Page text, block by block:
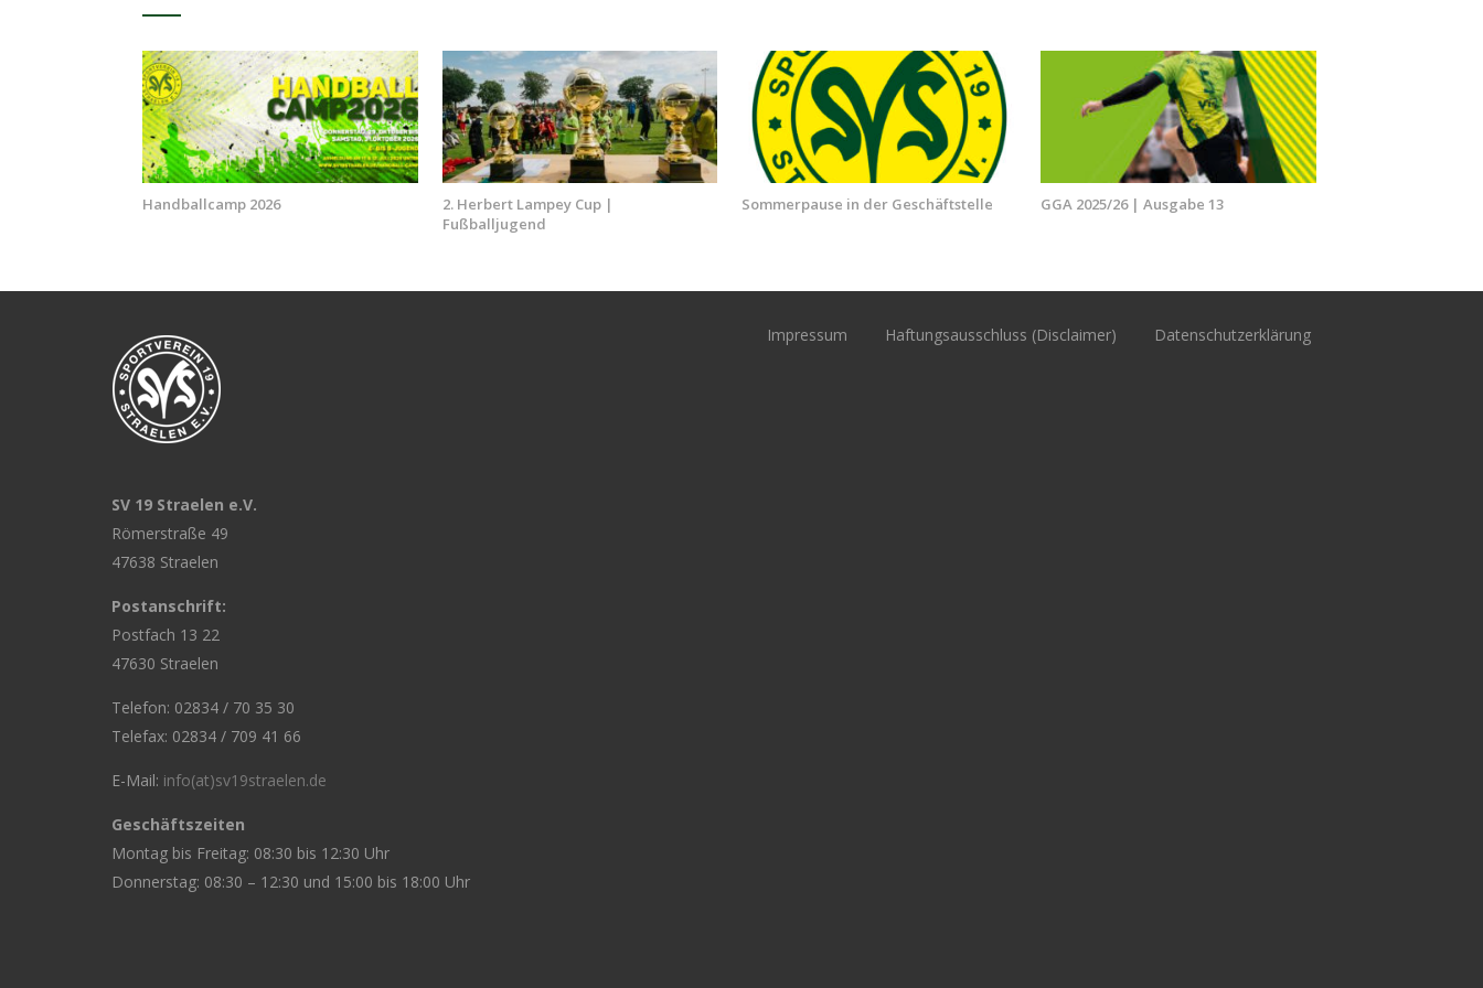
Handballcamp 2026
2. Herbert Lampey Cup |
Fußballjugend
Sommerpause in der Geschäftstelle GGA 2025/26 | Ausgabe 13
SV 19 Straelen e.V.
Römerstraße 49
47638 Straelen
Postanschrift:
Postfach 13 22
47630 Straelen
Telefon: 02834 / 70 35 30
Telefax: 02834 / 709 41 66
E-Mail: info(at)sv19straelen.de
Geschäftszeiten
Montag bis Freitag: 08:30 bis 12:30 Uhr
Donnerstag: 08:30 – 12:30 und 15:00 bis 18:00 Uhr
Impressum Haftungsausschluss (Disclaimer) Datenschutzerklärung